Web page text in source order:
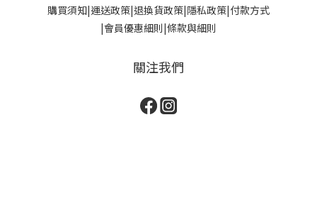
購買須知|運送政策|退換貨政策|隱私政策|付款方式
|會員優惠細則|條款與細則
關注我們